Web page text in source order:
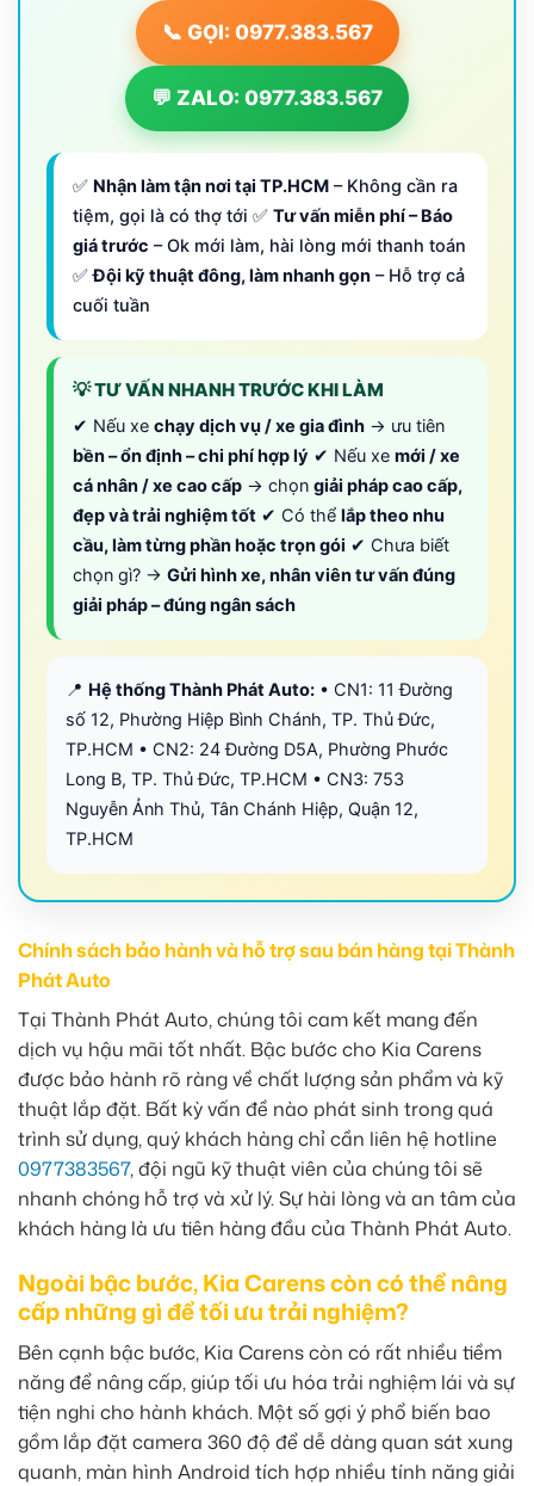
📞 GỌI: 0977.383.567
💬 ZALO: 0977.383.567
✅ Nhận làm tận nơi tại TP.HCM – Không cần ra
tiệm, gọi là có thợ tới ✅ Tư vấn miễn phí – Báo
giá trước – Ok mới làm, hài lòng mới thanh toán
✅Đội kỹ thuật đông, làm nhanh gọn – Hỗ trợ cả
cuối tuần
💡 TƯ VẤN NHANH TRƯỚC KHI LÀM
✔ Nếu xe chạy dịch vụ / xe gia đình → ưu tiên
bền – ổn định – chi phí hợp lý ✔ Nếu xe mới / xe
cá nhân / xe cao cấp → chọn giải pháp cao cấp,
đẹp và trải nghiệm tốt ✔ Có thể lắp theo nhu
cầu, làm từng phần hoặc trọn gói ✔ Chưa biết
chọn gì? → Gửi hình xe, nhân viên tư vấn đúng
giải pháp – đúng ngân sách
📍 Hệ thống Thành Phát Auto: • CN1: 11 Đường
số 12, Phường Hiệp Bình Chánh, TP. Thủ Đức,
TP.HCM • CN2: 24 Đường D5A, Phường Phước
Long B, TP. Thủ Đức, TP.HCM • CN3: 753
Nguyễn Ảnh Thủ, Tân Chánh Hiệp, Quận 12,
TP.HCM
Chính sách bảo hành và hỗ trợ sau bán hàng tại Thành
Phát Auto
Tại Thành Phát Auto, chúng tôi cam kết mang đến
dịch vụ hậu mãi tốt nhất. Bậc bước cho Kia Carens
được bảo hành rõ ràng về chất lượng sản phẩm và kỹ
thuật lắp đặt. Bất kỳ vấn đề nào phát sinh trong quá
trình sử dụng, quý khách hàng chỉ cần liên hệ hotline
0977383567, đội ngũ kỹ thuật viên của chúng tôi sẽ
nhanh chóng hỗ trợ và xử lý. Sự hài lòng và an tâm của
khách hàng là ưu tiên hàng đầu của Thành Phát Auto.
Ngoài bậc bước, Kia Carens còn có thể nâng
cấp những gì để tối ưu trải nghiệm?
Bên cạnh bậc bước, Kia Carens còn có rất nhiều tiềm
năng để nâng cấp, giúp tối ưu hóa trải nghiệm lái và sự
tiện nghi cho hành khách. Một số gợi ý phổ biến bao
gồm lắp đặt camera 360 độ để dễ dàng quan sát xung
quanh, màn hình Android tích hợp nhiều tính năng giải